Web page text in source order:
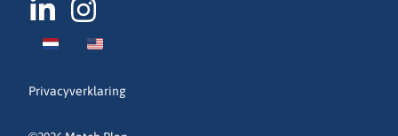
Privacyverklaring